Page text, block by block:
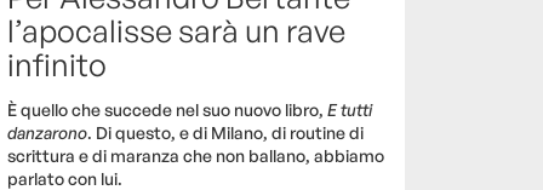
l’apocalisse sarà un rave
infinito
È quello che succede nel suo nuovo libro, E tutti
danzarono. Di questo, e di Milano, di routine di
scrittura e di maranza che non ballano, abbiamo
parlato con lui.